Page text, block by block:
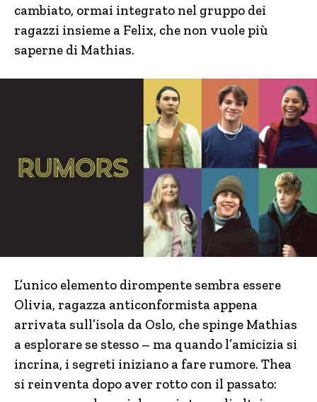
cambiato, ormai integrato nel gruppo dei
ragazzi insieme a Felix, che non vuole più
saperne di Mathias.
L’unico elemento dirompente sembra essere
Olivia, ragazza anticonformista appena
arrivata sull’isola da Oslo, che spinge Mathias
a esplorare se stesso – ma quando l’amicizia si
incrina, i segreti iniziano a fare rumore. Thea
si reinventa dopo aver rotto con il passato: